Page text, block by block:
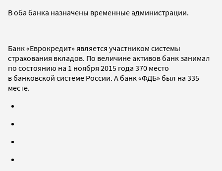
В оба банка назначены временные администрации.
Банк «Еврокредит» является участником системы
страхования вкладов. По величине активов банк занимал
по состоянию на 1 ноября 2015 года 370 место
в банковской системе России. А банк «ФДБ» был на 335
месте.